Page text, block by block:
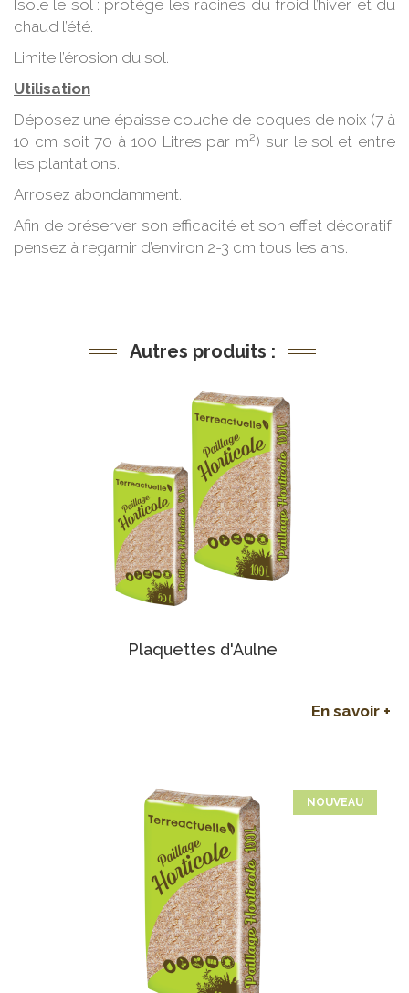
Isole le sol : protège les racines du froid l’hiver et du
chaud l’été.
Limite l’érosion du sol.
Utilisation
Déposez une épaisse couche de coques de noix (7 à
10 cm soit 70 à 100 Litres par m²) sur le sol et entre
les plantations.
Arrosez abondamment.
Afin de préserver son efficacité et son effet décoratif,
pensez à regarnir d’environ 2-3 cm tous les ans.
Autres produits :
Plaquettes d'Aulne
En savoir +
NOUVEAU